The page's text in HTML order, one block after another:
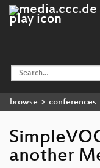
browse conferences
another